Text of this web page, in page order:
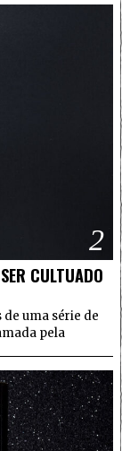
2
CULTUADO
uma série de
pela